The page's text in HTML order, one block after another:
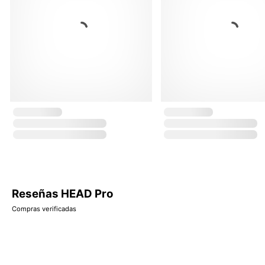
Reseñas HEAD Pro
Compras verificadas